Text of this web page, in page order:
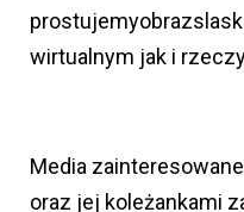
wirtualnym jak i
Media
oraz jej koleżankami